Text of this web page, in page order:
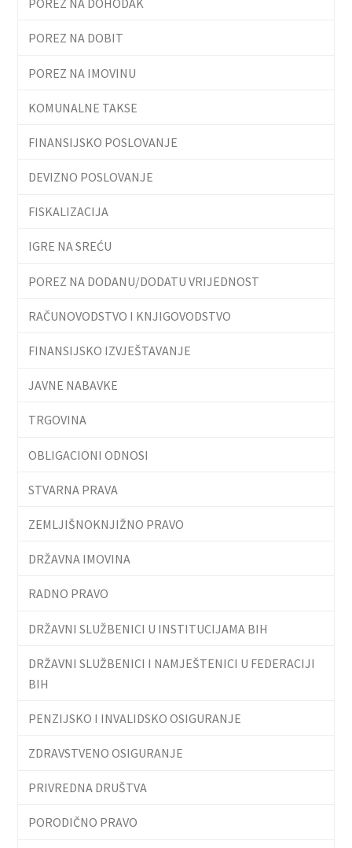
POREZ NA DOBIT
POREZ NA IMOVINU
KOMUNALNE TAKSE
FINANSIJSKO POSLOVANJE
DEVIZNO POSLOVANJE
FISKALIZACIJA
IGRE NA SREĆU
POREZ NA DODANU/DODATU VRIJEDNOST
RAČUNOVODSTVO I KNJIGOVODSTVO
FINANSIJSKO IZVJEŠTAVANJE
JAVNE NABAVKE
TRGOVINA
OBLIGACIONI ODNOSI
STVARNA PRAVA
ZEMLJIŠNOKNJIŽNO PRAVO
DRŽAVNA IMOVINA
RADNO PRAVO
DRŽAVNI SLUŽBENICI U INSTITUCIJAMA BIH
DRŽAVNI SLUŽBENICI I NAMJEŠTENICI U FEDERACIJI
BIH
PENZIJSKO I INVALIDSKO OSIGURANJE
ZDRAVSTVENO OSIGURANJE
PRIVREDNA DRUŠTVA
PORODIČNO PRAVO